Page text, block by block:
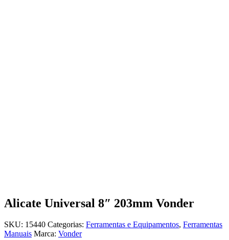
Alicate Universal 8″ 203mm Vonder
SKU: 15440 Categorias: Ferramentas e Equipamentos, Ferramentas
Manuais Marca: Vonder